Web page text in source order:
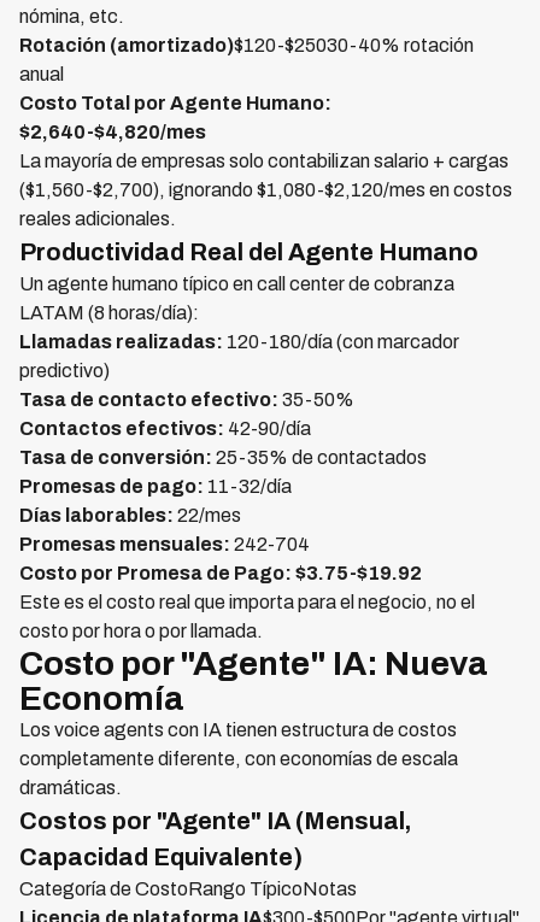
nómina, etc.
Rotación (amortizado)$120-$25030-40% rotación
anual
Costo Total por Agente Humano:
$2,640-$4,820/mes
La mayoría de empresas solo contabilizan salario + cargas
($1,560-$2,700), ignorando $1,080-$2,120/mes en costos
reales adicionales.
Productividad Real del Agente Humano
Un agente humano típico en call center de cobranza
LATAM (8 horas/día):
Llamadas realizadas: 120-180/día (con marcador
predictivo)
Tasa de contacto efectivo: 35-50%
Contactos efectivos: 42-90/día
Tasa de conversión: 25-35% de contactados
Promesas de pago: 11-32/día
Días laborables: 22/mes
Promesas mensuales: 242-704
Costo por Promesa de Pago: $3.75-$19.92
Este es el costo real que importa para el negocio, no el
costo por hora o por llamada.
Costo por "Agente" IA: Nueva
Economía
Los voice agents con IA tienen estructura de costos
completamente diferente, con economías de escala
dramáticas.
Costos por "Agente" IA (Mensual,
Capacidad Equivalente)
Categoría de CostoRango TípicoNotas